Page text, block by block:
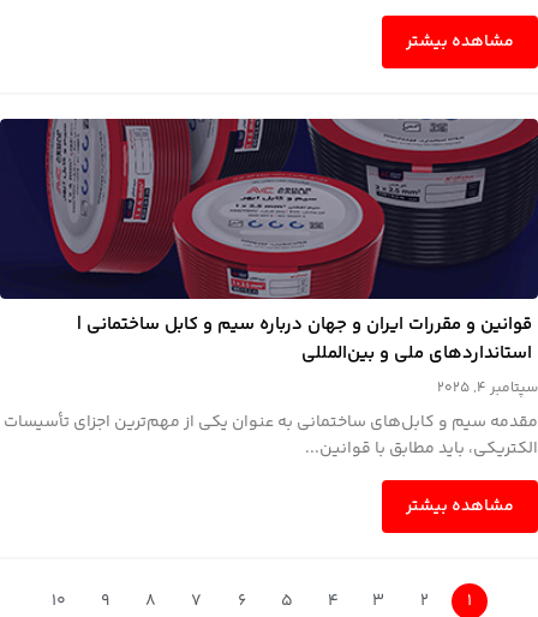
مشاهده بیشتر
قوانین و مقررات ایران و جهان درباره سیم و کابل ساختمانی |
استانداردهای ملی و بین‌المللی
سپتامبر 4, 2025
مقدمه سیم و کابل‌های ساختمانی به عنوان یکی از مهم‌ترین اجزای تأسیسات
الکتریکی، باید مطابق با قوانین...
مشاهده بیشتر
1
2
3
4
5
6
7
8
9
10